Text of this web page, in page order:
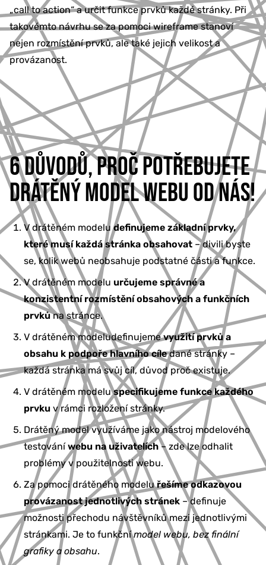
„call to action“ a určit funkce prvků každé stránky. Při
takovémto návrhu se za pomoci wireframe stanoví
nejen rozmístění prvků, ale také jejich velikost a
provázanost.
6 DŮVODŮ, PROČ POTŘEBUJETE
DRÁTĚNÝ MODEL WEBU OD NÁS!
V drátěném modeludefinujeme základní prvky,
které musí každá stránka obsahovat – divili byste
se, kolik webů neobsahuje podstatné části a funkce.
V drátěném modelu určujeme správné a
konzistentní rozmístění obsahových a funkčních
prvkůna stránce.
V drátěném modeludefinujemevyužití prvků a
obsahu k podpoře hlavního cíledané stránky –
každá stránka má svůj cíl, důvod proč existuje.
V drátěném modeluspecifikujeme funkce každého
prvku v rámci rozložení stránky.
Drátěný model využíváme jako nástroj modelového
testováníwebu na uživatelích– zde lze odhalit
problémy v použitelnosti webu.
Za pomoci drátěného modeluřešíme odkazovou
provázanost jednotlivých stránek – definuje
možnosti přechodu návštěvníků mezi jednotlivými
stránkami. Je to funkčnímodel webu, bez finální
grafiky a obsahu.